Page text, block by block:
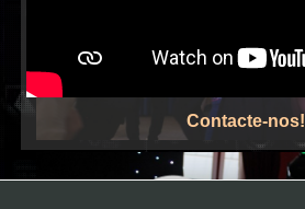
Contacte-nos!